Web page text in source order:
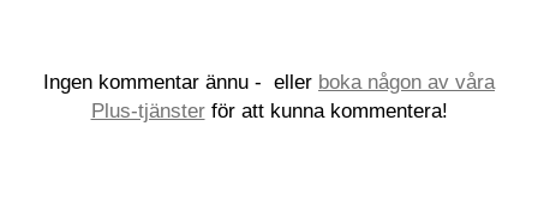
Ingen kommentar ännu - eller boka någon av våra
Plus-tjänsterför att kunna kommentera!